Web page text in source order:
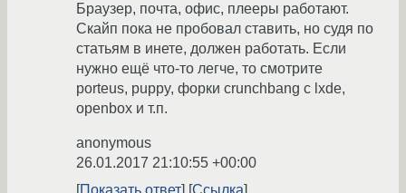
Браузер, почта, офис, плееры работают.
Скайп пока не пробовал ставить, но судя по
статьям в инете, должен работать. Если
нужно ещё что-то легче, то смотрите
porteus, puppy, форки crunchbang c lxde,
openbox и т.п.
anonymous
26.01.2017 21:10:55 +00:00